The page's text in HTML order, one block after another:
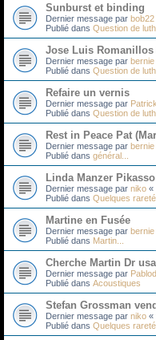
Sunburst et binding
Dernier message par bob22
Publié dans Question de
Jose Luis Romanillos
Dernier message par bernie
Publié dans Question de
Refaire un vernis
Dernier message par
Publié dans Question de
Rest in Peace Pat
Dernier message par bernie
Publié dans général...
Linda Manzer
Dernier message par niko «
Publié dans Quelques
Martine en Fusée
Dernier message par bernie
Publié dans Martin...
Cherche Martin Dr usa
Dernier message par
Publié dans Acoustiques
Stefan Grossman
Dernier message par niko «
Publié dans Quelques